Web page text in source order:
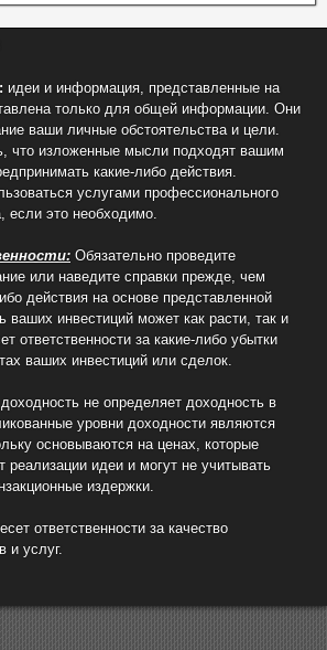
идеи и информация, представленные на
только для общей информации. Они
ваши личные обстоятельства и цели.
что изложенные мысли подходят вашим
какие-либо действия.
услугами профессионального
если это необходимо.
Обязательно проведите
или наведите справки прежде, чем
действия на основе представленной
ваших инвестиций может как расти, так и
ответственности за какие-либо убытки
ваших инвестиций или сделок.
не определяет доходность в
уровни доходности являются
основываются на ценах, которые
идеи и могут не учитывать
издержки.
ответственности за качество
и услуг.